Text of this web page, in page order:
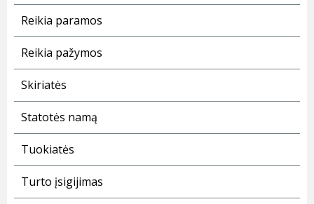
Reikia paramos
Reikia pažymos
Skiriatės
Statotės namą
Tuokiatės
Turto įsigijimas